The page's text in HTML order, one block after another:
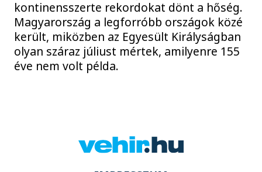
kontinensszerte rekordokat dönt a hőség.
Magyarország a legforróbb országok közé
került, miközben az Egyesült Királyságban
olyan száraz júliust mértek, amilyenre 155
éve nem volt példa.